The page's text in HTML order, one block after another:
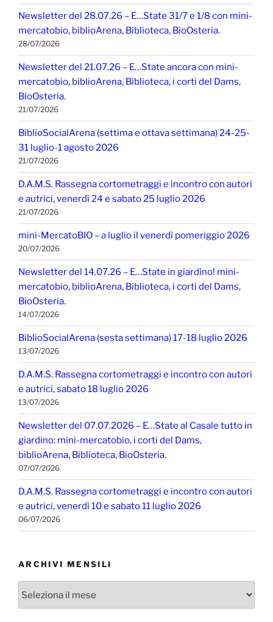
Newsletter del 28.07.26 – E…State 31/7 e 1/8 con mini-
mercatobio, biblioArena, Biblioteca, BioOsteria.
28/07/2026
Newsletter del 21.07.26 – E…State ancora con mini-
mercatobio, biblioArena, Biblioteca, i corti del Dams,
BioOsteria.
21/07/2026
BiblioSocialArena (settima e ottava settimana) 24-25-
31 luglio-1 agosto 2026
21/07/2026
D.A.M.S. Rassegna cortometraggi e incontro con autori
e autrici, venerdì 24 e sabato 25 luglio 2026
21/07/2026
mini-MercatoBIO – a luglio il venerdì pomeriggio 2026
20/07/2026
Newsletter del 14.07.26 – E…State in giardino! mini-
mercatobio, biblioArena, Biblioteca, i corti del Dams,
BioOsteria.
14/07/2026
BiblioSocialArena (sesta settimana) 17-18 luglio 2026
13/07/2026
D.A.M.S. Rassegna cortometraggi e incontro con autori
e autrici, sabato 18 luglio 2026
13/07/2026
Newsletter del 07.07.2026 – E…State al Casale tutto in
giardino: mini-mercatobio, i corti del Dams,
biblioArena, Biblioteca, BioOsteria.
07/07/2026
D.A.M.S. Rassegna cortometraggi e incontro con autori
e autrici, venerdì 10 e sabato 11 luglio 2026
06/07/2026
ARCHIVI MENSILI